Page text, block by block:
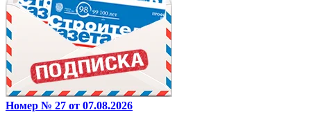
Номер № 27 от 07.08.2026